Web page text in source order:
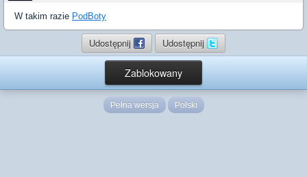
W takim razie PodBoty
Udostępnij Udostępnij
Zablokowany
Pełna wersja Polski